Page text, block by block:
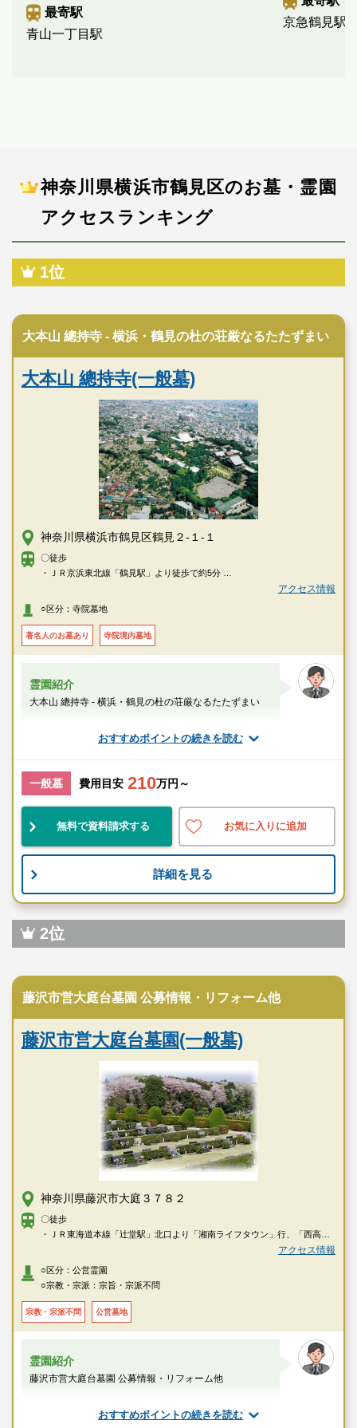
最寄駅
青山一丁目駅
京急鶴見駅
神奈川県横浜市鶴見区のお墓・霊園
アクセスランキング
1位
大本山 總持寺 - 横浜・鶴見の杜の荘厳なるたたずまい
大本山 總持寺(一般墓)
神奈川県横浜市鶴見区鶴見２-１-１
〇徒歩
・ＪＲ京浜東北線「鶴見駅」より徒歩で約5分
・首都高速横羽線「汐入出口」より車で約5分（東京方面からの場合）
アクセス情報
○区分：寺院墓地
著名人のお墓あり 寺院境内墓地
おすすめポイントの続きを読む
霊園紹介
大本山 總持寺 - 横浜・鶴見の杜の荘厳なるたたずまい
駅近
お墓のことなら何でもご相談ください
現地を見学して実際の雰囲気をお確かめください
す
一般墓 費用目安 210万円～
無料で資料請求する お気に入りに追加
詳細を見る
2位
藤沢市営大庭台墓園 公募情報・リフォーム他
藤沢市営大庭台墓園(一般墓)
神奈川県藤沢市大庭３７８２
〇徒歩
・ＪＲ東海道本線「辻堂駅」北口より「湘南ライフタウン」行、「西高
アクセス情報
○区分：公営霊園
○宗教・宗派：宗旨・宗派不問
宗教・宗派不問 公営墓地
おすすめポイントの続きを読む
霊園紹介
藤沢市営大庭台墓園 公募情報・リフォーム他